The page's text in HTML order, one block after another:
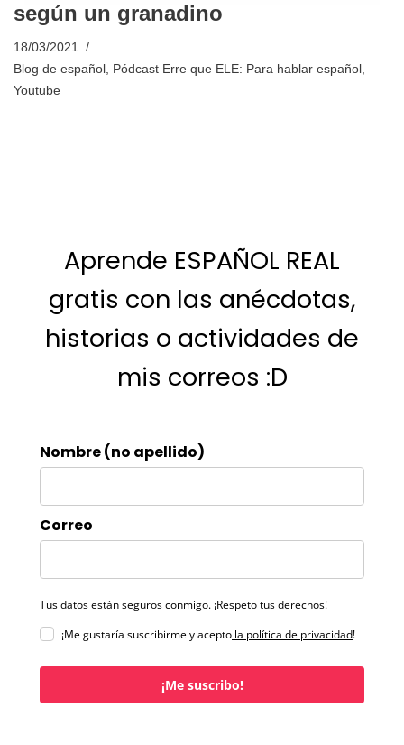
según un granadino
18/03/2021
Blog de español , Pódcast Erre que ELE: Para hablar español ,
Youtube
Aprende ESPAÑOL REAL
gratis con las anécdotas,
historias o actividades de
mis correos :D
Nombre (no apellido)
Correo
Tus datos están seguros conmigo. ¡Respeto tus derechos!
¡Me gustaría suscribirme y acepto la política de privacidad!
¡Me suscribo!